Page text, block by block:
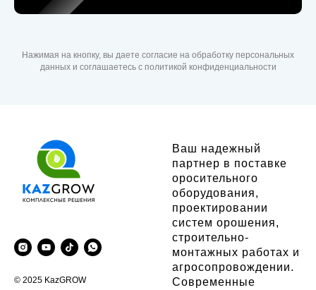
Нажимая на кнопку, вы даете согласие на обработку персональных
данных и соглашаетесь c политикой конфиденциальности
© 2025 KazGROW
Ваш надежный
партнер в поставке
оросительного
оборудования,
проектировании
систем орошения,
строительно-
монтажных работах и
агросопровождении.
Современные